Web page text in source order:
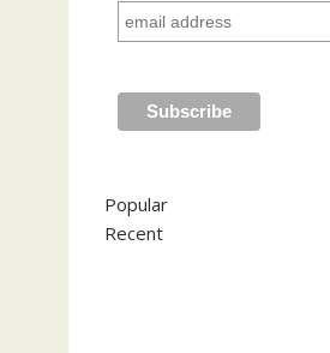
Popular
Recent